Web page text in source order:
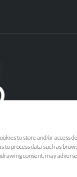
to store and/or access
process data such as
consent, may